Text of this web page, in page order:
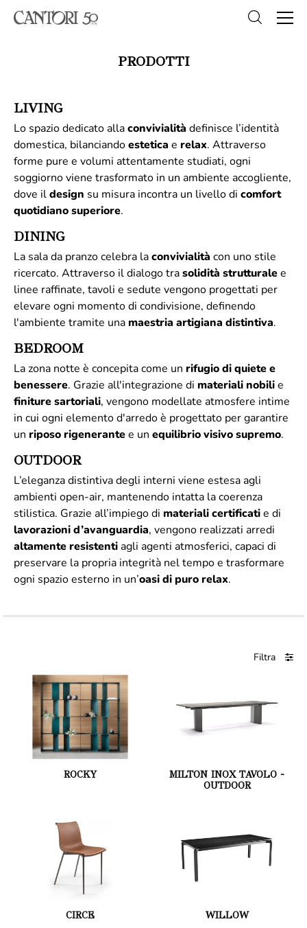
PRODOTTI
LIVING
Lo spazio dedicato allaconvivialità definisce l’identità
domestica, bilanciandoestetica e relax. Attraverso
forme pure e volumi attentamente studiati, ogni
soggiorno viene trasformato in un ambiente accogliente,
dove ildesign su misura incontra un livello di comfort
quotidiano superiore.
DINING
La sala da pranzo celebra laconvivialità con uno stile
ricercato. Attraverso il dialogo trasolidità strutturalee
linee raffinate, tavoli e sedute vengono progettati per
elevare ogni momento di condivisione, definendo
l'ambiente tramite una maestria artigiana distintiva.
BEDROOM
La zona notte è concepita come un rifugio di quiete e
benessere. Grazie all'integrazione di materiali nobilie
finituresartoriali, vengono modellate atmosfere intime
in cui ogni elemento d'arredo è progettato per garantire
un riposo rigenerantee un equilibrio visivo supremo.
OUTDOOR
L’eleganza distintiva degli interni viene estesa agli
ambienti open-air, mantenendo intatta la coerenza
stilistica. Grazie all’impiego di materialicertificatie di
lavorazioni d’avanguardia, vengono realizzati arredi
altamente resistentiagli agenti atmosferici, capaci di
preservare la propria integrità nel tempo e trasformare
ogni spazio esterno in un’oasi di puro relax.
Filtra
ROCKY
MILTON INOX TAVOLO -
OUTDOOR
CIRCE WILLOW